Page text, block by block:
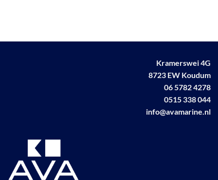
Kramerswei 4G
8723 EW Koudum
06 5782 4278
0515 338 044
info@avamarine.nl